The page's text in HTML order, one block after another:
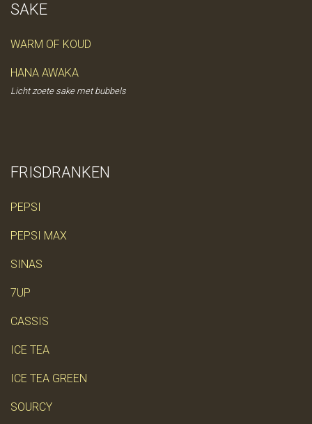
SAKE
WARM OF KOUD
HANA AWAKA
Licht zoete sake met bubbels
FRISDRANKEN
PEPSI
PEPSI MAX
SINAS
7UP
CASSIS
ICE TEA
ICE TEA GREEN
SOURCY